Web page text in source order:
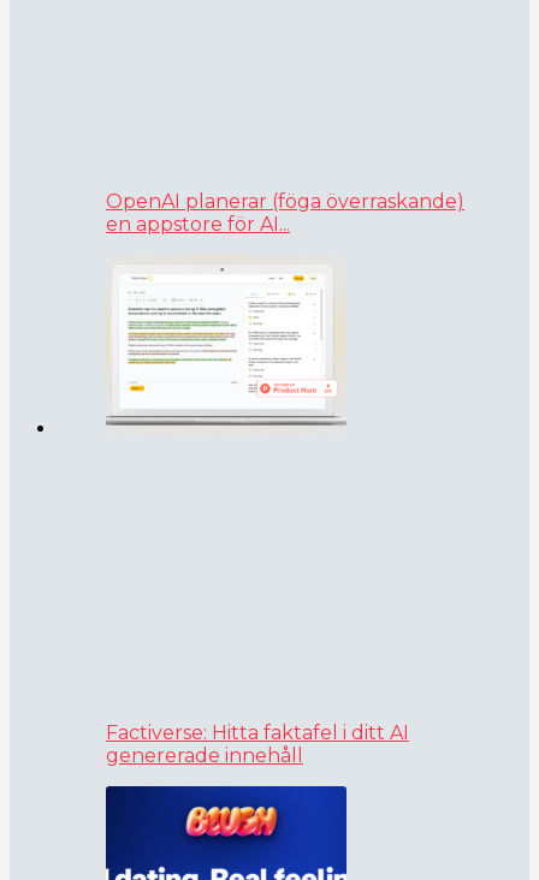
OpenAI planerar (föga överraskande)
en appstore för AI...
Factiverse: Hitta faktafel i ditt AI
genererade innehåll